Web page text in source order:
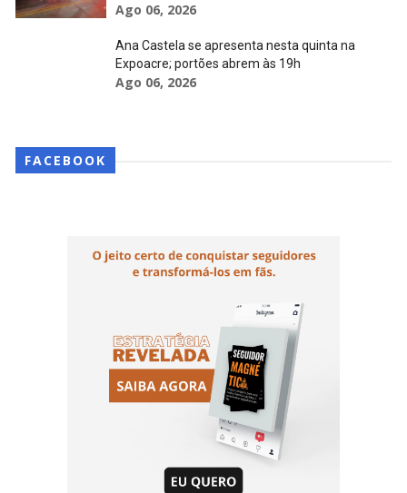
Ago 06, 2026
Ana Castela se apresenta nesta quinta na
Expoacre; portões abrem às 19h
Ago 06, 2026
FACEBOOK